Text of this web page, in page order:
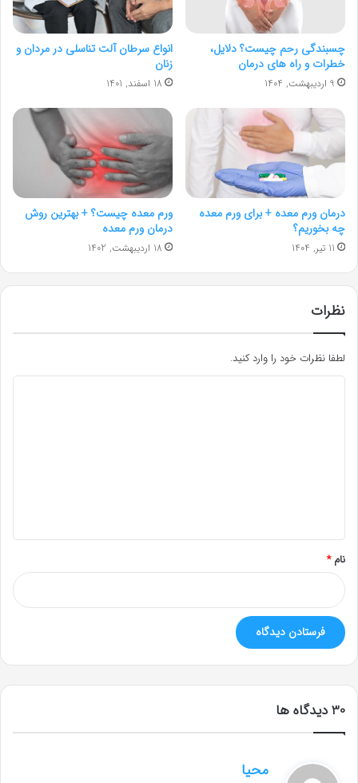
چسبندگی رحم چیست؟ دلایل،
خطرات و راه های درمان
9 اردیبهشت, 1404
انواع سرطان آلت تناسلی در مردان و
زنان
18 اسفند, 1401
درمان ورم معده + برای ورم معده
چه بخوریم؟
11 تیر, 1404
ورم معده چیست؟ + بهترین روش
درمان ورم معده
18 اردیبهشت, 1402
نظرات
لطفا نظرات خود را وارد کنید.
نام*
‫30 دیدگاه ها
محیا